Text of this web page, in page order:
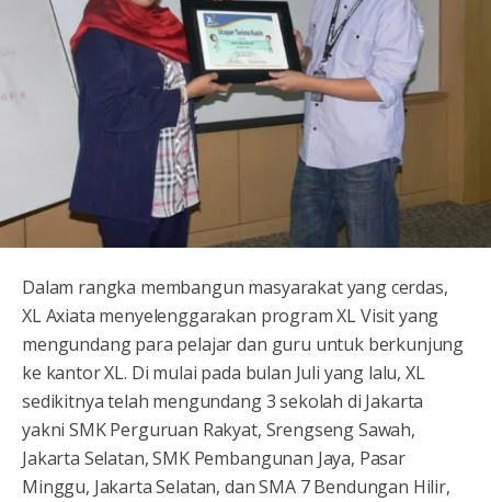
Dalam rangka membangun masyarakat yang cerdas,
XL Axiata menyelenggarakan program XL Visit yang
mengundang para pelajar dan guru untuk berkunjung
ke kantor XL. Di mulai pada bulan Juli yang lalu, XL
sedikitnya telah mengundang 3 sekolah di Jakarta
yakni SMK Perguruan Rakyat, Srengseng Sawah,
Jakarta Selatan, SMK Pembangunan Jaya, Pasar
Minggu, Jakarta Selatan, dan SMA 7 Bendungan Hilir,